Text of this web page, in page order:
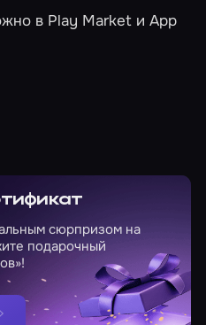
в Play Market и App
сюрпризом на
подарочный